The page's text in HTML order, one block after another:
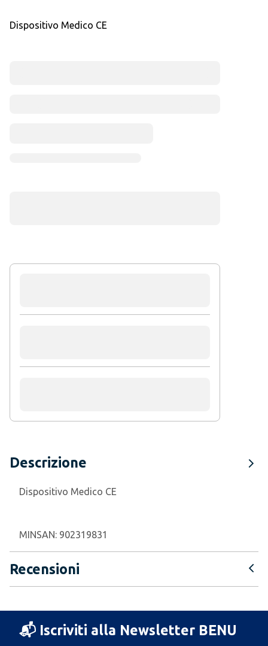
Dispositivo Medico CE
Descrizione
Dispositivo Medico CE
MINSAN: 902319831
Recensioni
📬 Iscriviti alla Newsletter BENU